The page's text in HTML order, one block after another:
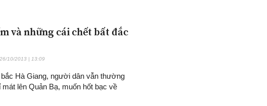
và những cái chết bất đắc
10/2013 | 13:09
Hà Giang, người dân vẫn thường
lên Quản Bạ, muốn hốt bạc về